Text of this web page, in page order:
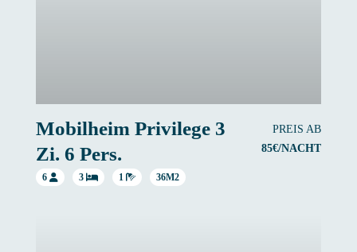
Mobilheim Privilege 3
Zi. 6 Pers.
PREIS AB
85€/NACHT
6 3 1 36M2